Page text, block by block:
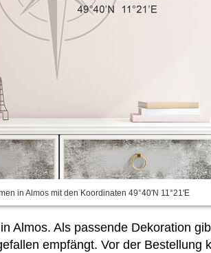
in Almos mit den Koordinaten 49°40'N 11°21'E
Almos. Als passende Dekoration
empfängt. Vor der